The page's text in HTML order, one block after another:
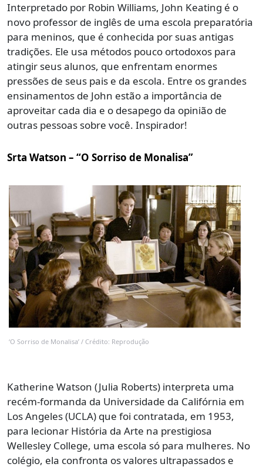
Interpretado por Robin Williams, John Keating é o
novo professor de inglês de uma escola preparatória
para meninos, que é conhecida por suas antigas
tradições. Ele usa métodos pouco ortodoxos para
atingir seus alunos, que enfrentam enormes
pressões de seus pais e da escola. Entre os grandes
ensinamentos de John estão a importância de
aproveitar cada dia e o desapego da opinião de
outras pessoas sobre você. Inspirador!
Srta Watson – “O Sorriso de Monalisa”
‘O Sorriso de Monalisa’ / Crédito: Reprodução
Katherine Watson (Julia Roberts) interpreta uma
recém-formanda da Universidade da Califórnia em
Los Angeles (UCLA) que foi contratada, em 1953,
para lecionar História da Arte na prestigiosa
Wellesley College, uma escola só para mulheres. No
colégio, ela confronta os valores ultrapassados e